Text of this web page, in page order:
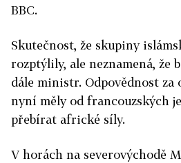
BBC.
Skutečnost, že skupiny
rozptýlily, ale neznamená, že
dále ministr. Odpovědnost za
nyní měly od francouzských
přebírat africké síly.
V horách na severovýchodě